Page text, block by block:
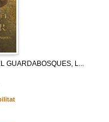
GUARDABOSQUES, L...